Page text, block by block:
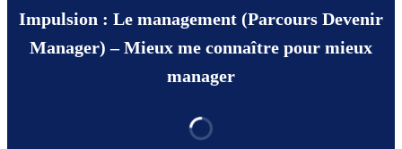
Impulsion : Le management (Parcours Devenir
Manager) – Mieux me connaître pour mieux
manager